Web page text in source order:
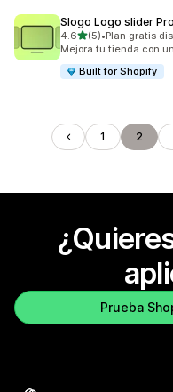
Slogo Logo slider Pro
4.6de 5 estrellas
(5)
5 reseñas en total
•Plan gratis
Mejora tu tienda con
Built for Shopify
1 2
Prueba